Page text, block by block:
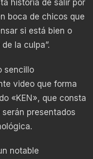
historia de salir por
boca de chicos que
si está bien o
la culpa”.
sencillo
video que forma
«KEN», que consta
presentados
notable